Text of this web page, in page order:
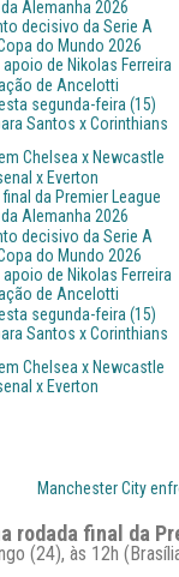
final da
12h (Brasília), com
da Alemanha
às 15h, na final da Copa
decisivo da
13h, pela Serie A.
Copa do Mundo
juntos na Seleção na
e apoio de
do craque e o
de Ancelotti
sobre a convocação
nesta segunda-
a última chance de
para Santos x
seu primeiro clássico
em Chelsea x
Veja palpite,
x Everton
League. Veja
final da
12h (Brasília), com
da Alemanha
às 15h, na final da Copa
decisivo da
13h, pela Serie A.
Copa do Mundo
juntos na Seleção na
e apoio de
do craque e o
de Ancelotti
sobre a convocação
nesta segunda-
a última chance de
para Santos x
seu primeiro clássico
em Chelsea x
Veja palpite,
League. Veja
rodada final da
(24), às 12h